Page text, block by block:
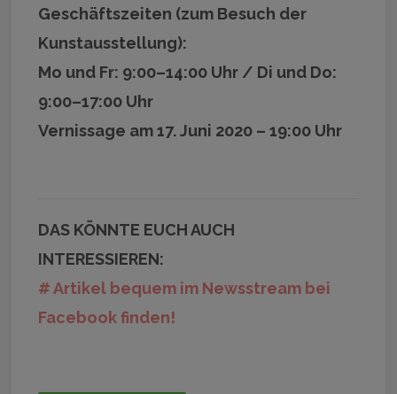
Geschäftszeiten (zum Besuch der
Kunstausstellung):
Mo und Fr: 9:00–14:00 Uhr / Di und Do:
9:00–17:00 Uhr
Vernissage am 17. Juni 2020 – 19:00 Uhr
DAS KÖNNTE EUCH AUCH
INTERESSIEREN:
# Artikel bequem im Newsstream bei
Facebook finden!